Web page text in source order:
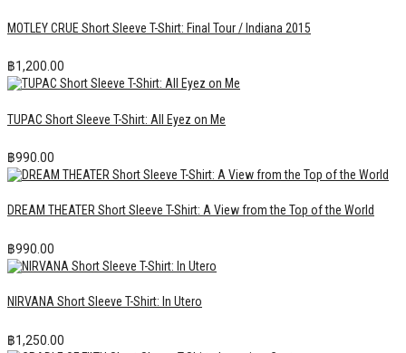
MOTLEY CRUE Short Sleeve T-Shirt: Final Tour / Indiana 2015
฿1,200.00
TUPAC Short Sleeve T-Shirt: All Eyez on Me
฿990.00
DREAM THEATER Short Sleeve T-Shirt: A View from the Top of the World
฿990.00
NIRVANA Short Sleeve T-Shirt: In Utero
฿1,250.00